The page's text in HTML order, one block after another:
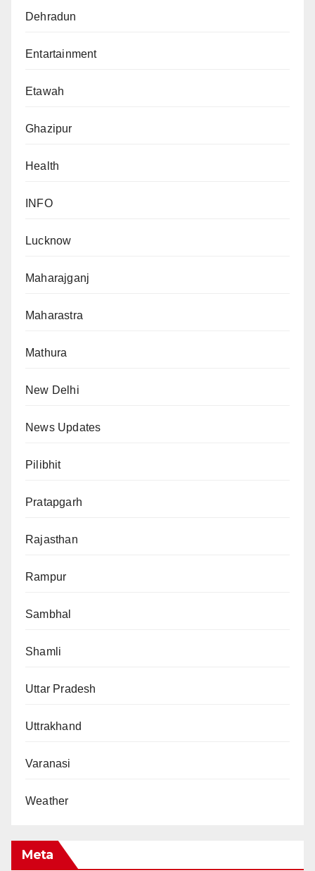
Dehradun
Entartainment
Etawah
Ghazipur
Health
INFO
Lucknow
Maharajganj
Maharastra
Mathura
New Delhi
News Updates
Pilibhit
Pratapgarh
Rajasthan
Rampur
Sambhal
Shamli
Uttar Pradesh
Uttrakhand
Varanasi
Weather
Meta